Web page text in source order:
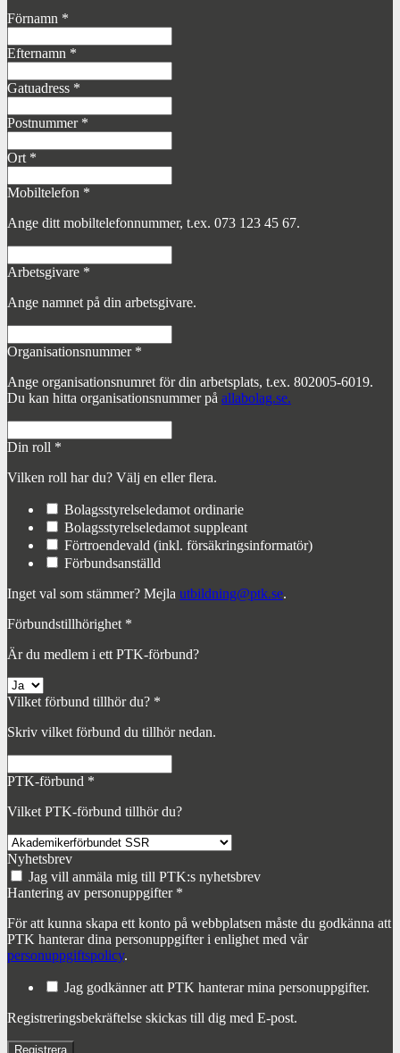
Förnamn *
Efternamn *
Gatuadress *
Postnummer *
Ort *
Mobiltelefon *
Ange ditt mobiltelefonnummer, t.ex. 073 123 45 67.
Arbetsgivare *
Ange namnet på din arbetsgivare.
Organisationsnummer *
Ange organisationsnumret för din arbetsplats, t.ex. 802005-6019.
Du kan hitta organisationsnummer på allabolag.se.
Din roll *
Vilken roll har du? Välj en eller flera.
Bolagsstyrelseledamot ordinarie
Bolagsstyrelseledamot suppleant
Förtroendevald (inkl. försäkringsinformatör)
Förbundsanställd
Inget val som stämmer? Mejla utbildning@ptk.se.
Förbundstillhörighet *
Är du medlem i ett PTK-förbund?
Vilket förbund tillhör du? *
Skriv vilket förbund du tillhör nedan.
PTK-förbund *
Vilket PTK-förbund tillhör du?
Nyhetsbrev
Jag vill anmäla mig till PTK:s nyhetsbrev
Hantering av personuppgifter *
För att kunna skapa ett konto på webbplatsen måste du godkänna att
PTK hanterar dina personuppgifter i enlighet med vår
personuppgiftspolicy.
Jag godkänner att PTK hanterar mina personuppgifter.
Registreringsbekräftelse skickas till dig med E-post.